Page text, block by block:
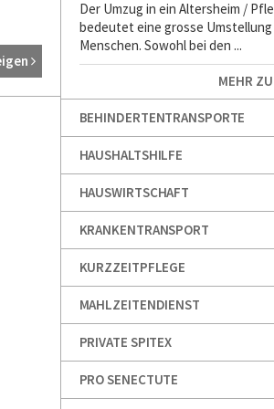
Der Umzug in ein Altersheim /
bedeutet eine grosse
Menschen. Sowohl bei den ...
MEHR
BEHINDERTENTRANSPORTE
HAUSHALTSHILFE
HAUSWIRTSCHAFT
KRANKENTRANSPORT
KURZZEITPFLEGE
MAHLZEITENDIENST
PRIVATE SPITEX
PRO SENECTUTE